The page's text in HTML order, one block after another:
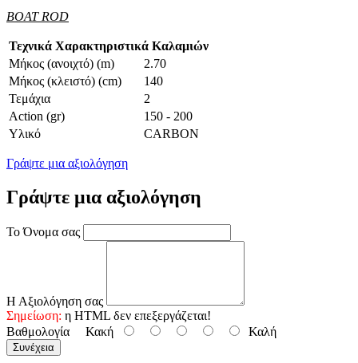
BOAT ROD
Τεχνικά Χαρακτηριστικά Καλαμιών
Μήκος (ανοιχτό) (m)
2.70
Μήκος (κλειστό) (cm)
140
Τεμάχια
2
Action (gr)
150 - 200
Υλικό
CARBON
Γράψτε μια αξιολόγηση
Γράψτε μια αξιολόγηση
Το Όνομα σας
Η Αξιολόγηση σας
Σημείωση: η HTML δεν επεξεργάζεται!
Βαθμολογία Κακή Καλή
Συνέχεια